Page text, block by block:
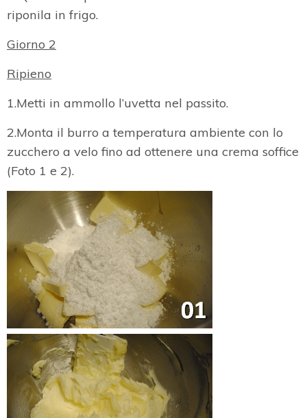
riponila in frigo.
Giorno 2
Ripieno
1.Metti in ammollo l’uvetta nel passito.
2.Monta il burro a temperatura ambiente con lo
zucchero a velo fino ad ottenere una crema soffice
(Foto 1 e 2).